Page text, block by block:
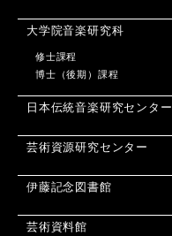
大学院音楽研究科
修士課程
博士（後期）課程
日本伝統音楽研究センター
芸術資源研究センター
伊藤記念図書館
芸術資料館